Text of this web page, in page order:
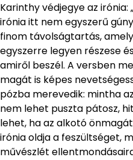
Karinthy védjegye az irónia:
irónia itt nem egyszerű
finom távolságtartás,
egyszerre legyen részese
amiről beszél. A versben
magát is képes
pózba merevedik: mintha
nem lehet puszta pátosz,
lehet, ha az alkotó
irónia oldja a feszültséget,
művészlét